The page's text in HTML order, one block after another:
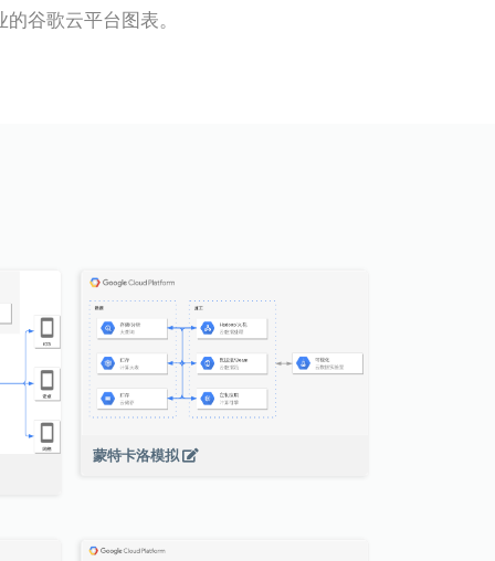
谷歌云平台图表。
蒙特卡洛模拟